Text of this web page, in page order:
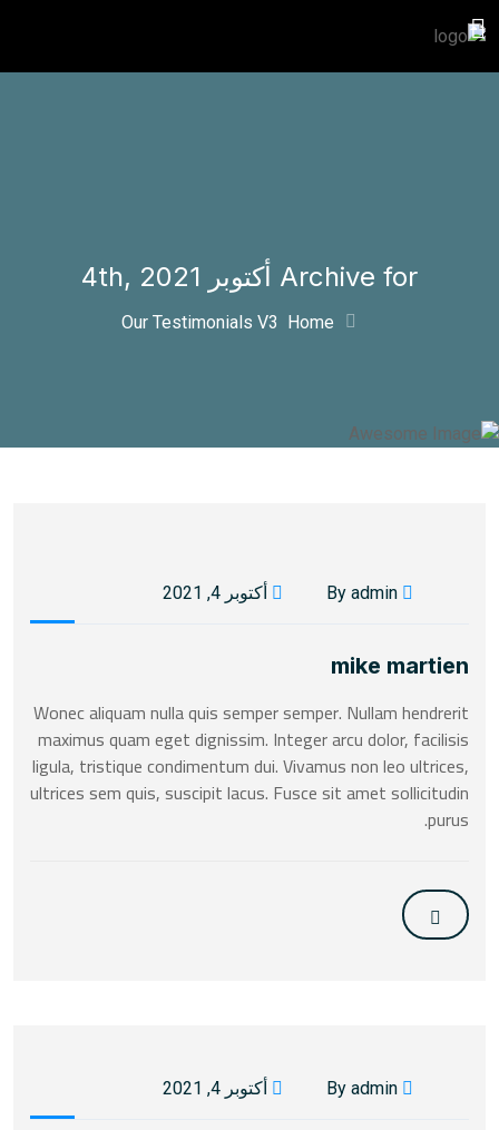
Archive for أكتوبر 4th, 2021
Home
Our Testimonials V3
أكتوبر 4, 2021
mike martien
Wonec aliquam nulla quis semper semper. Nullam hendrerit
maximus quam eget dignissim. Integer arcu dolor, facilisis
ligula, tristique condimentum dui. Vivamus non leo ultrices,
ultrices sem quis, suscipit lacus. Fusce sit amet sollicitudin
purus.
أكتوبر 4, 2021